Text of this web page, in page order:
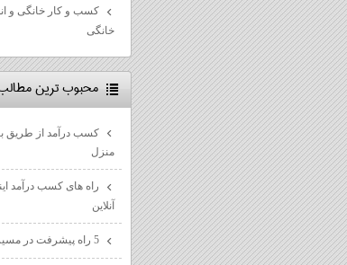
کسب و کار خانگی و
خانگی
محبوب ترين
کسب درآمد از طریق
منزل
راه های کسب درآمد
آنلاین
5 راه پیشرفت در مسیر سئو سایت ها